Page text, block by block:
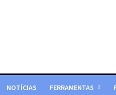
NOTÍCIAS FERRAMENTAS